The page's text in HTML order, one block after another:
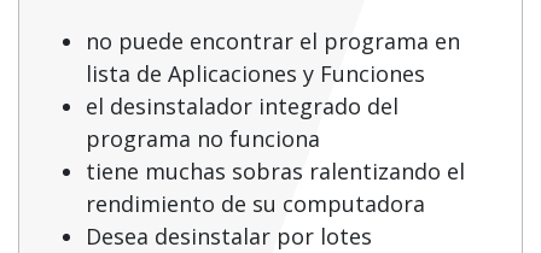
no puede encontrar el programa en
lista de Aplicaciones y Funciones
el desinstalador integrado del
programa no funciona
tiene muchas sobras ralentizando el
rendimiento de su computadora
Desea desinstalar por lotes